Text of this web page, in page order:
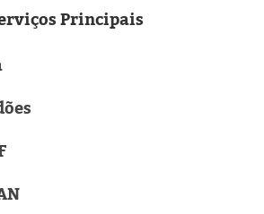
Eleições 2024
Política
Principais